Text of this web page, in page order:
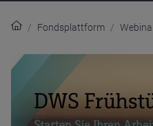
Fondsplattform